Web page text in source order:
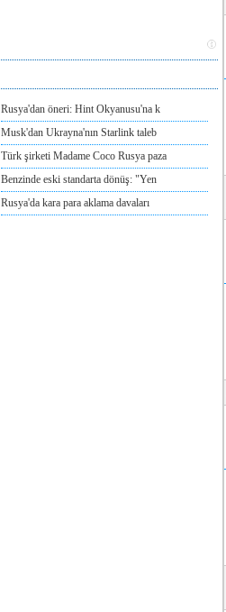
Rusya'dan öneri: Hint Okyanusu'na k
Musk'dan Ukrayna'nın Starlink taleb
Türk şirketi Madame Coco Rusya paza
Benzinde eski standarta dönüş: "Yen
Rusya'da kara para aklama davaları